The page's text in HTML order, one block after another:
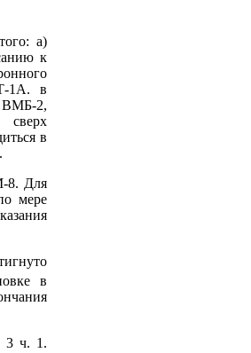
а)
к
1А. в
ВМБ-2,
сверх
в
8. Для
мере
в
3 ч. 1.